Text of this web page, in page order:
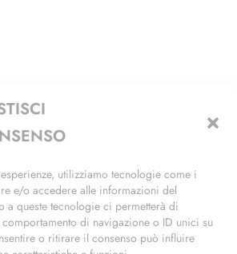
utilizziamo tecnologie come i
e/o accedere alle informazioni del
a queste tecnologie ci permetterà di
di navigazione o ID unici su
o ritirare il consenso può influire
- Trezzano Sul Naviglio (MI)
3155